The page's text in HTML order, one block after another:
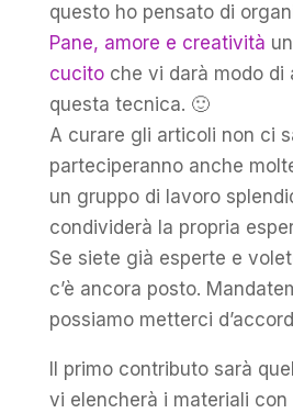
questo ho pensato di
Pane, amore e creatività
cucitoche vi darà modo di
questa tecnica. 🙂
A curare gli articoli non ci
parteciperanno anche
un gruppo di lavoro
condividerà la propria
Se siete già esperte e
c’è ancora posto.
possiamo metterci
Il primo contributo sarà
vi elencherà i materiali con